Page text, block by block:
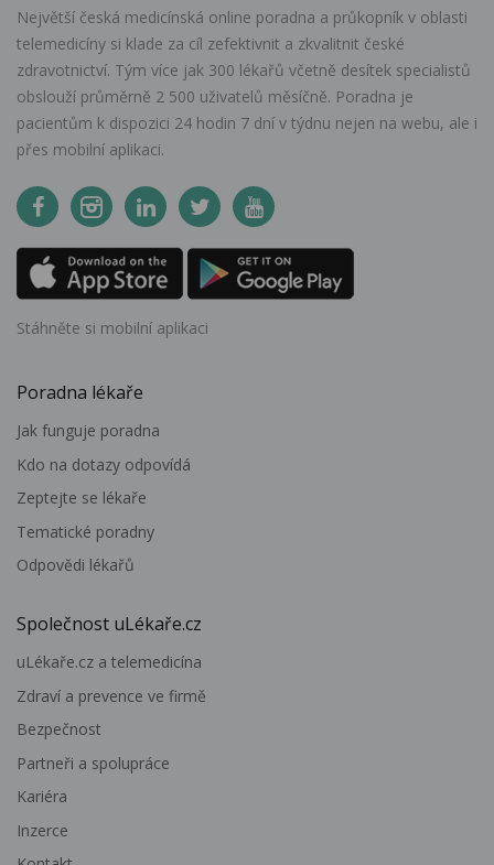
Největší česká medicínská online poradna a průkopník v oblasti
telemedicíny si klade za cíl zefektivnit a zkvalitnit české
zdravotnictví. Tým více jak 300 lékařů včetně desítek specialistů
obslouží průměrně 2 500 uživatelů měsíčně. Poradna je
pacientům k dispozici 24 hodin 7 dní v týdnu nejen na webu, ale i
přes mobilní aplikaci.
Stáhněte si mobilní aplikaci
Poradna lékaře
Jak funguje poradna
Kdo na dotazy odpovídá
Zeptejte se lékaře
Tematické poradny
Odpovědi lékařů
Společnost uLékaře.cz
uLékaře.cz a telemedicína
Zdraví a prevence ve firmě
Bezpečnost
Partneři a spolupráce
Kariéra
Inzerce